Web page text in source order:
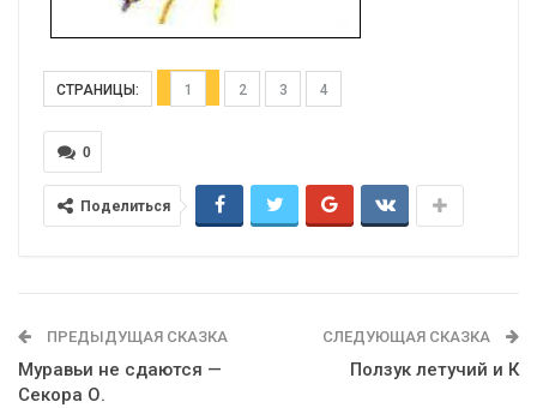
СТРАНИЦЫ: 1 2 3 4
0
Поделиться
ПРЕДЫДУЩАЯ СКАЗКА
Муравьи не сдаются —
Секора О.
СЛЕДУЮЩАЯ СКАЗКА
Ползук летучий и К